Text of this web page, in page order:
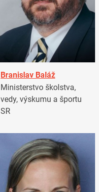
Branislav Baláž
Ministerstvo školstva,
vedy, výskumu a športu
SR